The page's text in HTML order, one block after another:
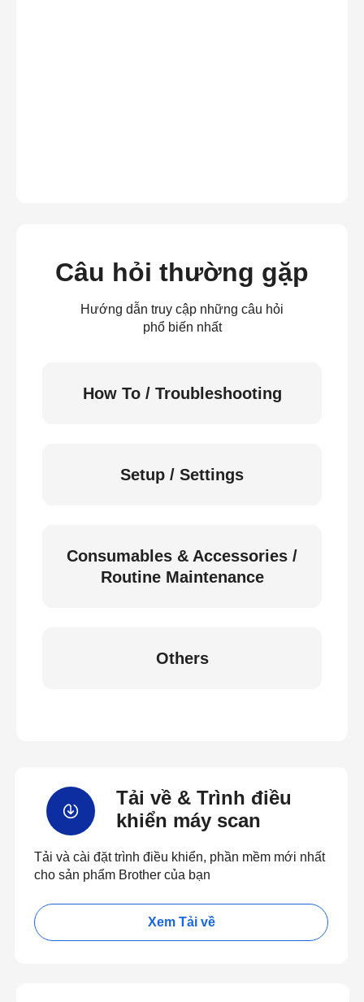
Câu hỏi thường gặp
Hướng dẫn truy cập những câu hỏi
phổ biến nhất
How To / Troubleshooting
Setup / Settings
Consumables & Accessories /
Routine Maintenance
Others
Tải về & Trình điều
khiển máy scan
Tải và cài đặt trình điều khiển, phần mềm mới nhất
cho sản phẩm Brother của bạn
Xem Tải về